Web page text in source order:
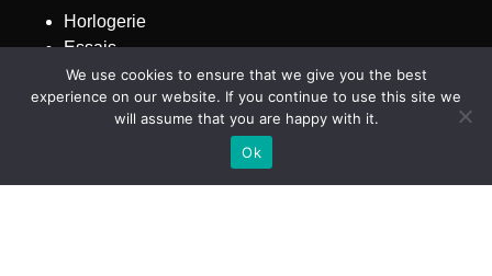
Horlogerie
Essais
Marques
Contact
We use cookies to ensure that we give you the best
experience on our website. If you continue to use this site we
will assume that you are happy with it.
Ok